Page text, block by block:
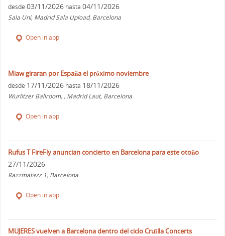
desde 03/11/2026 hasta 04/11/2026
Sala Uni, Madrid Sala Upload, Barcelona
Open in app
Miaw giraran por España el próximo noviembre
desde 17/11/2026 hasta 18/11/2026
Wurlitzer Ballroom, , Madrid Laut, Barcelona
Open in app
Rufus T FireFly anuncian concierto en Barcelona para este otoño
27/11/2026
Razzmatazz 1, Barcelona
Open in app
MUJERES vuelven a Barcelona dentro del ciclo Cruïlla Concerts